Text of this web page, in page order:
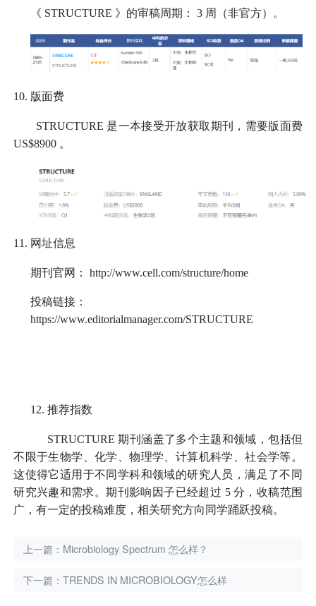
《 STRUCTURE 》的审稿周期： 3 周（非官方）。
10. 版面费
STRUCTURE 是一本接受开放获取期刊，需要版面费
US$8900 。
11. 网址信息
期刊官网： http://www.cell.com/structure/home
投稿链接：
https://www.editorialmanager.com/STRUCTURE
12.推荐指数
STRUCTURE 期刊涵盖了多个主题和领域，包括但
不限于生物学、化学、物理学、计算机科学、社会学等。
这使得它适用于不同学科和领域的研究人员，满足了不同
研究兴趣和需求。期刊影响因子已经超过 5 分，收稿范围
广，有一定的投稿难度，相关研究方向同学踊跃投稿。
上一篇： Microbiology Spectrum 怎么样？
下一篇：TRENDS IN MICROBIOLOGY怎么样